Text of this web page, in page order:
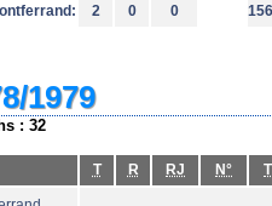
2 0 0
1979
: 32
T R RJ N°